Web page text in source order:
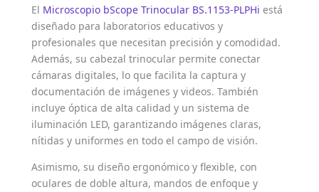
El Microscopio bScope Trinocular BS.1153-PLPHi está
diseñado para laboratorios educativos y
profesionales que necesitan precisión y comodidad.
Además, su cabezal trinocular permite conectar
cámaras digitales, lo que facilita la captura y
documentación de imágenes y videos. También
incluye óptica de alta calidad y un sistema de
iluminación LED, garantizando imágenes claras,
nítidas y uniformes en todo el campo de visión.
Asimismo, su diseño ergonómico y flexible, con
oculares de doble altura, mandos de enfoque y